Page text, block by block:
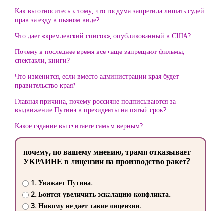
Как вы относитесь к тому, что госдума запретила лишать судей
прав за езду в пьяном виде?
Что дает «кремлевский список», опубликованный в США?
Почему в последнее время все чаще запрещают фильмы,
спектакли, книги?
Что изменится, если вместо администрации края будет
правительство края?
Главная причина, почему россияне подписываются за
выдвижение Путина в президенты на пятый срок?
Какое гадание вы считаете самым верным?
почему, по вашему мнению, трамп отказывает
УКРАИНЕ в лицензии на производство ракет?
1. Уважает Путина.
2. Боится увеличить эскалацию конфликта.
3. Никому не дает такие лицензии.